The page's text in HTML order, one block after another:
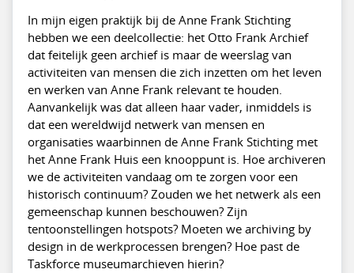
In mijn eigen praktijk bij de Anne Frank Stichting
hebben we een deelcollectie: het Otto Frank Archief
dat feitelijk geen archief is maar de weerslag van
activiteiten van mensen die zich inzetten om het leven
en werken van Anne Frank relevant te houden.
Aanvankelijk was dat alleen haar vader, inmiddels is
dat een wereldwijd netwerk van mensen en
organisaties waarbinnen de Anne Frank Stichting met
het Anne Frank Huis een knooppunt is. Hoe archiveren
we de activiteiten vandaag om te zorgen voor een
historisch continuum? Zouden we het netwerk als een
gemeenschap kunnen beschouwen? Zijn
tentoonstellingen hotspots? Moeten we archiving by
design in de werkprocessen brengen? Hoe past de
Taskforce museumarchieven hierin?